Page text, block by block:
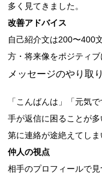
多く見てきました。
改善アドバイス
自己紹介文は200〜400
方・将来像をポジティブ
メッセージのやり取
「こんばんは」「元気
手が返信に困ることが
第に連絡が途絶えてしま
仲人の視点
相手のプロフィールで